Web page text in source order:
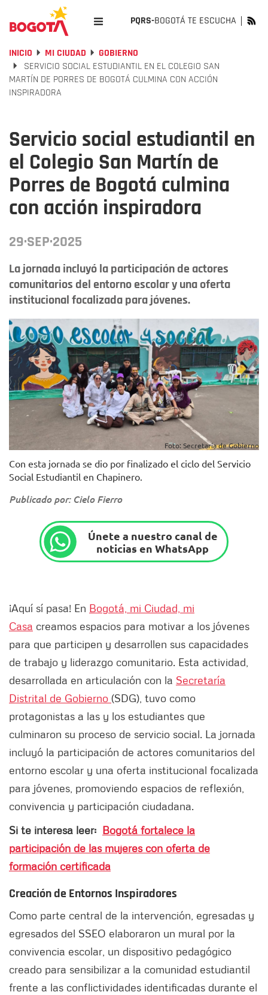
PQRS-BOGOTÁ TE ESCUCHA
INICIO MI CIUDAD
GOBIERNO
SERVICIO SOCIAL ESTUDIANTIL EN EL COLEGIO SAN
MARTÍN DE PORRES DE BOGOTÁ CULMINA CON ACCIÓN
INSPIRADORA
Servicio social estudiantil en
el Colegio San Martín de
Porres de Bogotá culmina
con acción inspiradora
29·SEP·2025
La jornada incluyó la participación de actores
comunitarios del entorno escolar y una oferta
institucional focalizada para jóvenes.
Foto: Secretaría de Gobierno
Con esta jornada se dio por finalizado el ciclo del Servicio
Social Estudiantil en Chapinero.
Publicado por: Cielo Fierro
Únete a nuestro canal de
noticias en WhatsApp
¡Aquí sí pasa! En Bogotá, mi Ciudad, mi
Casa creamos espacios para motivar a los jóvenes
para que participen y desarrollen sus capacidades
de trabajo y liderazgo comunitario. Esta actividad,
desarrollada en articulación con la Secretaría
Distrital de Gobierno (SDG), tuvo como
protagonistas a las y los estudiantes que
culminaron su proceso de servicio social. La jornada
incluyó la participación de actores comunitarios del
entorno escolar y una oferta institucional focalizada
para jóvenes, promoviendo espacios de reflexión,
convivencia y participación ciudadana.
Si te interesa leer: Bogotá fortalece la
participación de las mujeres con oferta de
formación certificada
Creación de Entornos Inspiradores
Como parte central de la intervención, egresadas y
egresados del SSEO elaboraron un mural por la
convivencia escolar, un dispositivo pedagógico
creado para sensibilizar a la comunidad estudiantil
frente a las conflictividades identificadas durante el